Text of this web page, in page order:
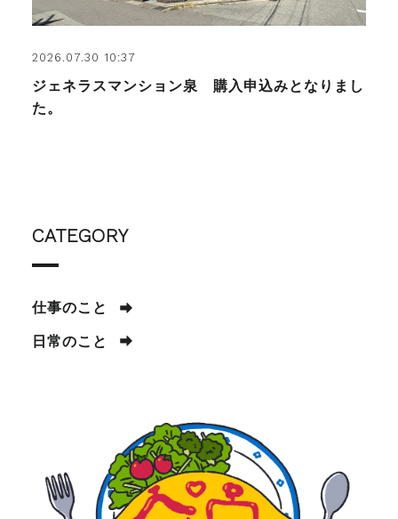
2026.07.30 10:37
ジェネラスマンション泉 購入申込みとなりまし
た。
CATEGORY
仕事のこと
日常のこと